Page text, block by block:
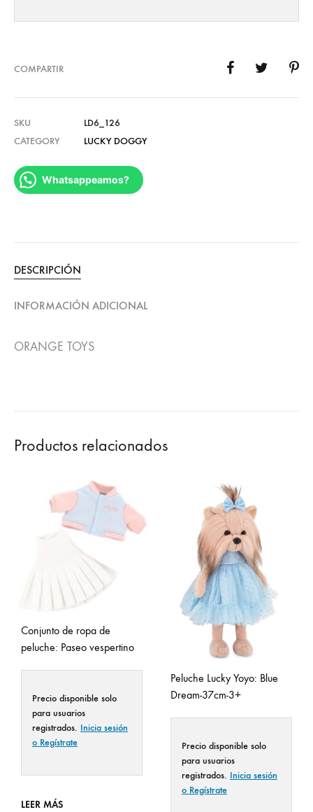
COMPARTIR
SKU
LD6_126
CATEGORY
LUCKY DOGGY
Whatsappeamos?
DESCRIPCIÓN
INFORMACIÓN ADICIONAL
ORANGE TOYS
Productos relacionados
Conjunto de ropa de
peluche: Paseo vespertino
Precio disponible solo
para usuarios
registrados. Inicia sesión
o Regístrate
LEER MÁS
Peluche Lucky Yoyo: Blue
Dream-37cm-3+
Precio disponible solo
para usuarios
registrados. Inicia sesión
o Regístrate